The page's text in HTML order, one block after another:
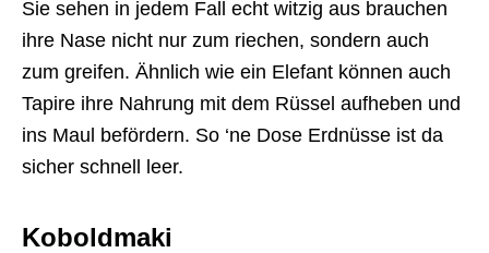
Sie sehen in jedem Fall echt witzig aus brauchen
ihre Nase nicht nur zum riechen, sondern auch
zum greifen. Ähnlich wie ein Elefant können auch
Tapire ihre Nahrung mit dem Rüssel aufheben und
ins Maul befördern. So ‘ne Dose Erdnüsse ist da
sicher schnell leer.
Koboldmaki